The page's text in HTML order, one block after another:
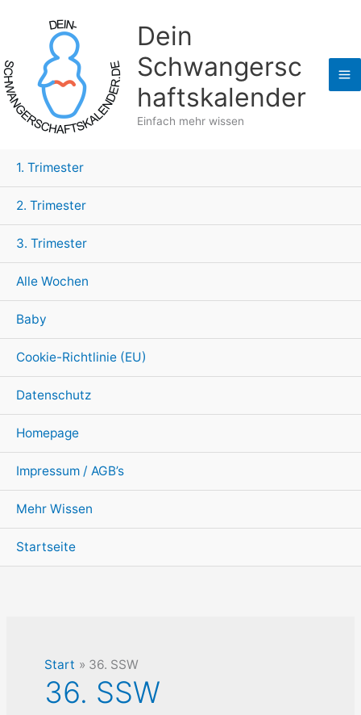
springen
Dein
Schwangersc
haftskalender
Einfach mehr wissen
1. Trimester
2. Trimester
3. Trimester
Alle Wochen
Baby
Cookie-Richtlinie (EU)
Datenschutz
Homepage
Impressum / AGB’s
Mehr Wissen
Startseite
Start 36. SSW
36. SSW